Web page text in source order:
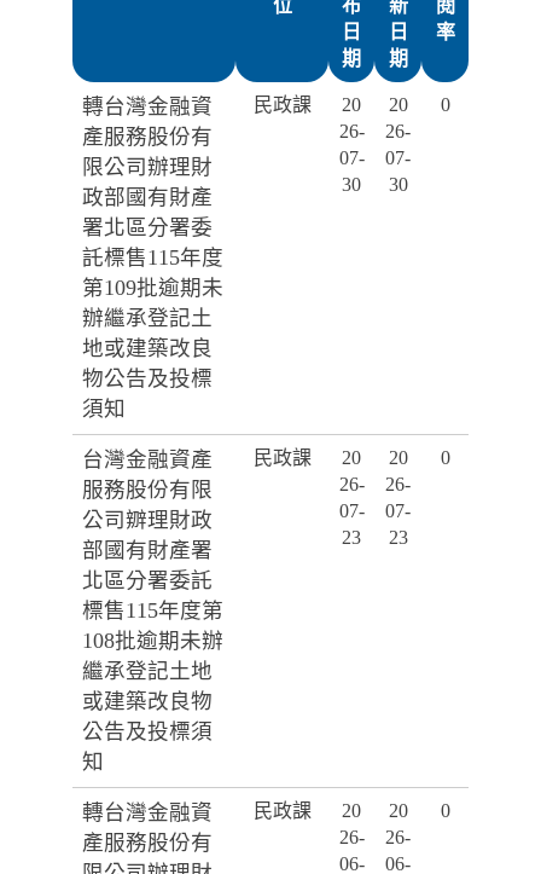
位
布
日
期
新
日
期
閱
率
轉台灣金融資
產服務股份有
限公司辦理財
政部國有財產
署北區分署委
託標售115年度
第109批逾期未
辦繼承登記土
地或建築改良
物公告及投標
須知
民政課
20
26-
07-
30
20
26-
07-
30
0
台灣金融資產
服務股份有限
公司辧理財政
部國有財產署
北區分署委託
標售115年度第
108批逾期未辦
繼承登記土地
或建築改良物
公告及投標須
知
民政課
20
26-
07-
23
20
26-
07-
23
0
轉台灣金融資
產服務股份有
民政課
20
26-
06-
20
26-
06-
0